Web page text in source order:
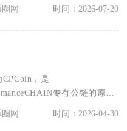
网 时间：2026-07-20
CPCoin，是
专有公链的原生
网 时间：2026-04-30